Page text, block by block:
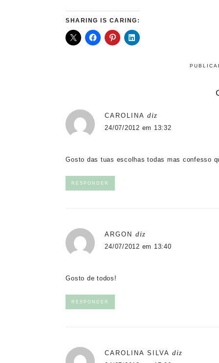
SHARING IS CARING:
CAROLINA diz
24/07/2012 em 13:32
Gosto das tuas escolhas todas mas confesso
RESPONDER
ARGON diz
24/07/2012 em 13:40
Gosto de todos!
RESPONDER
CAROLINA SILVA diz